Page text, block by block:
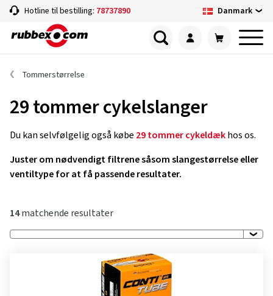
Hotline til bestilling: 78737890 Danmark
Tommerstørrelse
29 tommer cykelslanger
Du kan selvfølgelig også købe 29 tommer cykeldækhos os.
Juster om nødvendigt filtrene såsom slangestørrelse eller
ventiltype for at få passende resultater.
14matchende resultater